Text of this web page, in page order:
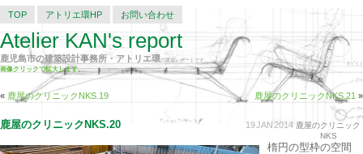
TOP アトリエ環HP お問い合わせ
Atelier KAN's report
鹿児島市の建築設計事務所・アトリエ環の建築レポートです。
画像クリックで拡大します。
« 鹿屋のクリニックNKS.19 鹿屋のクリニックNKS.21 »
19JAN2014 鹿屋のクリニック
NKS
鹿屋のクリニックNKS.20
楕円の型枠の空間